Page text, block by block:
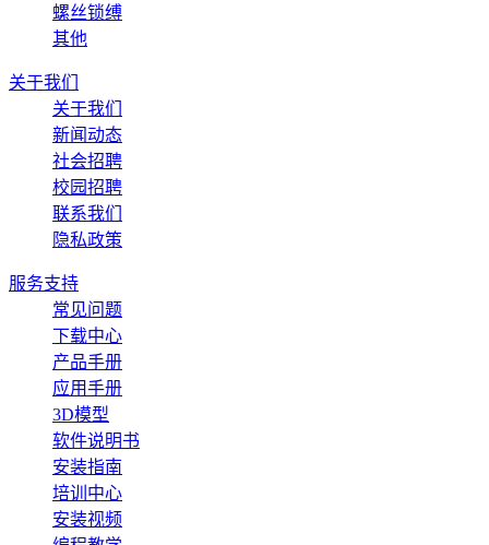
螺丝锁缚
其他
关于我们
关于我们
新闻动态
社会招聘
校园招聘
联系我们
隐私政策
服务支持
常见问题
下载中心
产品手册
应用手册
3D模型
软件说明书
安装指南
培训中心
安装视频